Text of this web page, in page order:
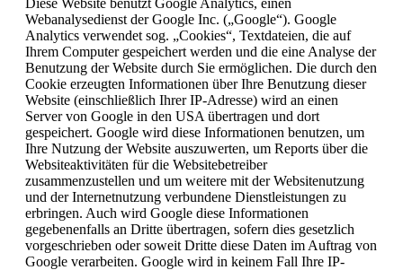
Webanalysedienst der Google Inc. („Google“). Google
Analytics verwendet sog. „Cookies“, Textdateien, die auf
Ihrem Computer gespeichert werden und die eine Analyse der
Benutzung der Website durch Sie ermöglichen. Die durch den
Cookie erzeugten Informationen über Ihre Benutzung dieser
Website (einschließlich Ihrer IP-Adresse) wird an einen
Server von Google in den USA übertragen und dort
gespeichert. Google wird diese Informationen benutzen, um
Ihre Nutzung der Website auszuwerten, um Reports über die
Websiteaktivitäten für die Websitebetreiber
zusammenzustellen und um weitere mit der Websitenutzung
und der Internetnutzung verbundene Dienstleistungen zu
erbringen. Auch wird Google diese Informationen
gegebenenfalls an Dritte übertragen, sofern dies gesetzlich
vorgeschrieben oder soweit Dritte diese Daten im Auftrag von
Google verarbeiten. Google wird in keinem Fall Ihre IP-